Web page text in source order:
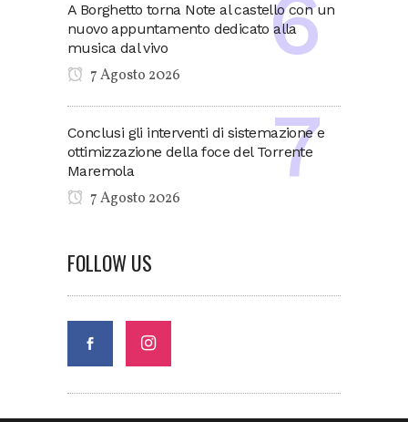
A Borghetto torna Note al castello con un
nuovo appuntamento dedicato alla
musica dal vivo
7 Agosto 2026
Conclusi gli interventi di sistemazione e
ottimizzazione della foce del Torrente
Maremola
7 Agosto 2026
FOLLOW US